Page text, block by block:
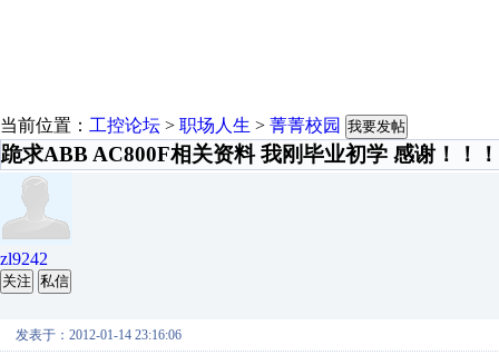
当前位置： 工控论坛 > 职场人生 > 菁菁校园 我要发帖
跪求ABB AC800F相关资料 我刚毕业初学 感谢！！！
zl9242
关注 私信
发表于：2012-01-14 23:16:06